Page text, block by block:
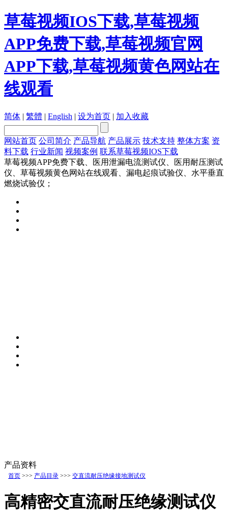
草莓视频IOS下载,草莓视频
APP免费下载,草莓视频官网
APP下载,草莓视频黄色网站在
线观看
简体 | 繁體 | English | 设为首页 | 加入收藏
网站首页 公司简介 产品导航 产品展示 技术支持 整体方案 资
料下载 行业新闻 视频案例 联系草莓视频IOS下载
草莓视频APP免费下载、医用泄漏电流测试仪、医用耐压测试
仪、草莓视频黄色网站在线观看、漏电起痕试验仪、水平垂直
燃烧试验仪；
产品资料
首页 >>> 产品目录 >>> 交直流耐压绝缘接地测试仪
高精密交直流耐压绝缘测试仪